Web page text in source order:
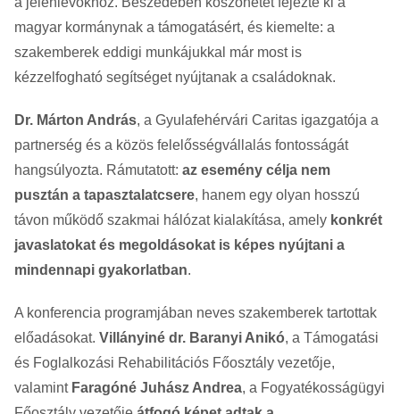
magyar kormánynak a támogatásért, és kiemelte: a
szakemberek eddigi munkájukkal már most is
kézzelfogható segítséget nyújtanak a családoknak.
Dr. Márton András, a Gyulafehérvári Caritas igazgatója a
partnerség és a közös felelősségvállalás fontosságát
hangsúlyozta. Rámutatott: az esemény célja nem
pusztán a tapasztalatcsere, hanem egy olyan hosszú
távon működő szakmai hálózat kialakítása, amely konkrét
javaslatokat és megoldásokat is képes nyújtani a
mindennapi gyakorlatban.
A konferencia programjában neves szakemberek tartottak
előadásokat. Villányiné dr. Baranyi Anikó, a Támogatási
és Foglalkozási Rehabilitációs Főosztály vezetője,
valamint Faragóné Juhász Andrea, a Fogyatékosságügyi